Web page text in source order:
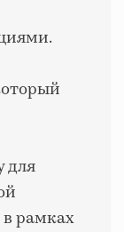
для
рамках